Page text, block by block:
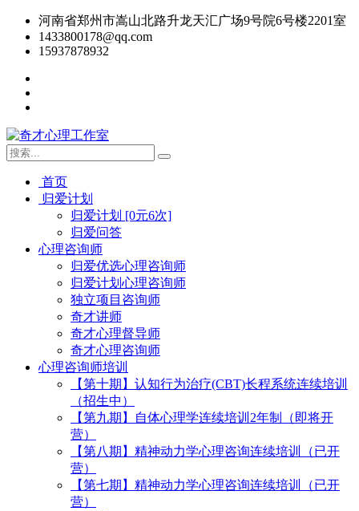
河南省郑州市嵩山北路升龙天汇广场9号院6号楼2201室
1433800178@qq.com
15937878932
首页
归爱计划
归爱计划 [0元6次]
归爱问答
心理咨询师
归爱优选心理咨询师
归爱计划心理咨询师
独立项目咨询师
奇才讲师
奇才心理督导师
奇才心理咨询师
心理咨询师培训
【第十期】认知行为治疗(CBT)长程系统连续培训
（招生中）
【第九期】自体心理学连续培训2年制（即将开
营）
【第八期】精神动力学心理咨询连续培训（已开
营）
【第七期】精神动力学心理咨询连续培训（已开
营）